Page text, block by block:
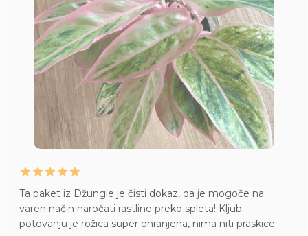
Ta paket iz Džungle je čisti dokaz, da je mogoče na
varen način naročati rastline preko spleta! Kljub
potovanju je rožica super ohranjena, nima niti praskice.